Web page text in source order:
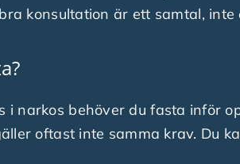
konsultation är ett samtal, inte
i narkos behöver du fasta inför
oftast inte samma krav. Du